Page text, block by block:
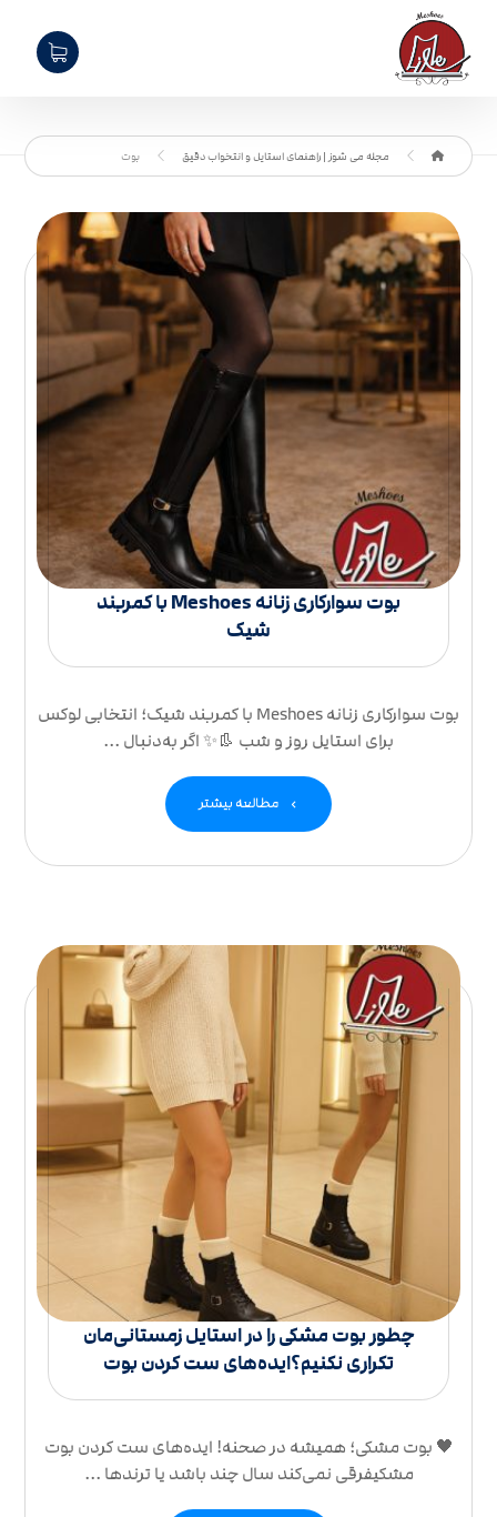
مجله می شوز | راهنمای استایل و انتخواب دقیق بوت
بوت سوارکاری زنانه Meshoes با کمربند
شیک
بوت سوارکاری زنانه Meshoes با کمربند شیک؛ انتخابی لوکس
برای استایل روز و شب 👢✨ اگر به‌دنبال ...
مطالعه بیشتر
چطور بوت مشکی را در استایل‌ زمستانی‌مان
تکراری نکنیم؟ایده‌های ست کردن بوت
🖤 بوت مشکی؛ همیشه در صحنه! ایده‌های ست کردن بوت
مشکیفرقی نمی‌کند سال چند باشد یا ترندها ...